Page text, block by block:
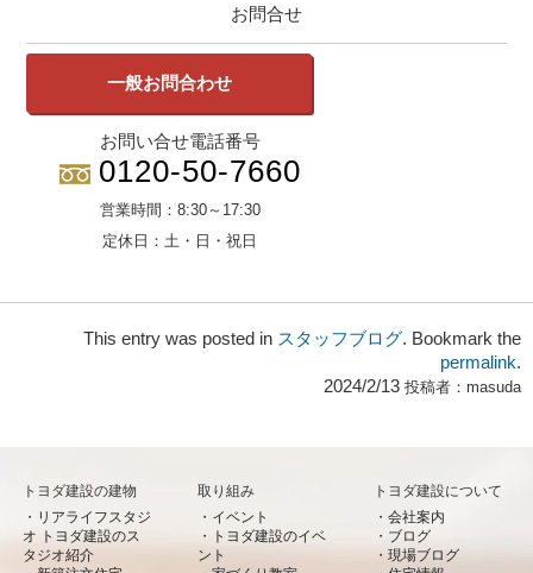
お問合せ
一般お問合わせ
お問い合せ電話番号
0120-50-7660
営業時間： 8:30～17:30
定休日：土・日・祝日
This entry was posted in スタッフブログ. Bookmark the
permalink.
2024/2/13 投稿者： masuda
トヨダ建設の建物
リアライフスタジ
オ トヨダ建設のス
タジオ紹介
取り組み
イベント
トヨダ建設のイベ
ント
トヨダ建設について
会社案内
ブログ
現場ブログ